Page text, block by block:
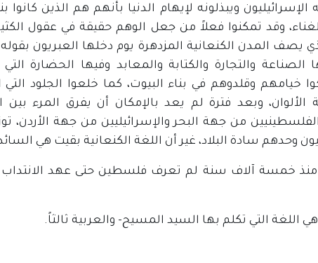
ويبذلونه لإيهام الدنيا بأنهم هم الذين كانوا
وقد تمكنوا فعلاً من جعل الوهم حقيقة في عقول
يصف المدن الكنعانية المزدهرة يوم دخلها العبريون
الصناعة والتجارة والكتابة والمعابد وفيها الحضارة
خيامهم وقلدوهم في بناء البيوت، كما خلعوا الجلود
الألوان، وبعد فترة لم يعد بالإمكان أن يفرق المرء بين
من جهة البحر والإسرائيليين من جهة الأردن،
وحدهم سادة البلاد، غير أن اللغة الكنعانية بقيت هي
-وهي اللغة التي تكلم بها السيد المسيح- والعربية ثالثاً.